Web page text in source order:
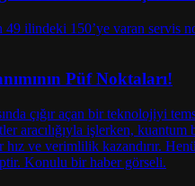
Püf Noktaları!